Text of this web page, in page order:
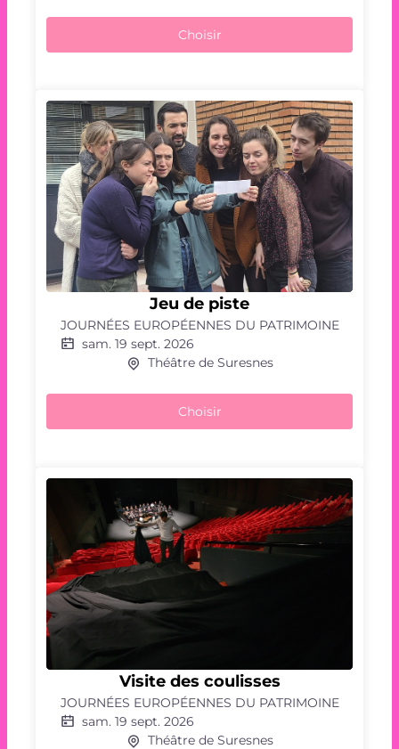
Choisir
Jeu
piste
Jeu de piste
JOURNÉES EUROPÉENNES DU PATRIMOINE
sam. 19 sept. 2026
Théâtre de Suresnes
Choisir
Visite
coulisses
Visite des coulisses
JOURNÉES EUROPÉENNES DU PATRIMOINE
sam. 19 sept. 2026
Théâtre de Suresnes